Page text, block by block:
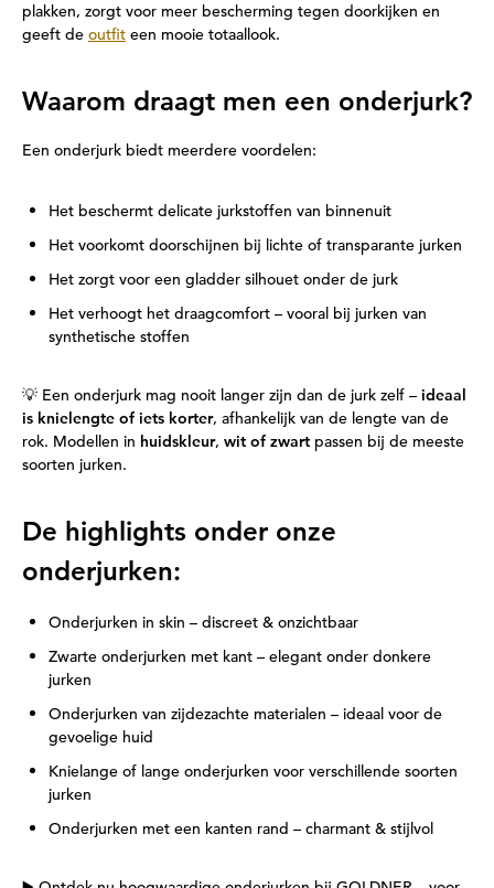
plakken, zorgt voor meer bescherming tegen doorkijken en
geeft de outfit een mooie totaallook.
Waarom draagt men een onderjurk?
Een onderjurk biedt meerdere voordelen:
Het beschermt delicate jurkstoffen van binnenuit
Het voorkomt doorschijnen bij lichte of transparante jurken
Het zorgt voor een gladder silhouet onder de jurk
Het verhoogt het draagcomfort – vooral bij jurken van
synthetische stoffen
💡 Een onderjurk mag nooit langer zijn dan de jurk zelf – ideaal
is knielengte of iets korter, afhankelijk van de lengte van de
rok. Modellen in huidskleur, wit of zwart passen bij de meeste
soorten jurken.
De highlights onder onze
onderjurken:
Onderjurken in skin – discreet & onzichtbaar
Zwarte onderjurken met kant – elegant onder donkere
jurken
Onderjurken van zijdezachte materialen – ideaal voor de
gevoelige huid
Knielange of lange onderjurken voor verschillende soorten
jurken
Onderjurken met een kanten rand – charmant & stijlvol